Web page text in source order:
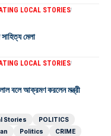
LOCAL STORIES
মেলা
LOCAL STORIES
বলে আক্রমণ করলেন মন্ত্রী
Stories
POLITICS
Politics
CRIME